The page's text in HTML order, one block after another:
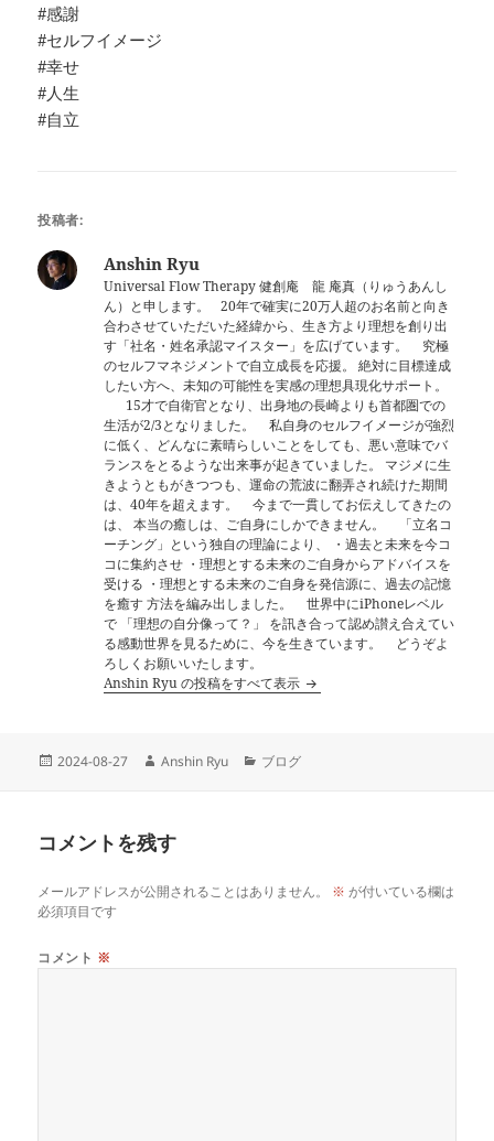
#感謝
#セルフイメージ
#幸せ
#人生
#自立
投稿者:
Anshin Ryu
Universal Flow Therapy 健創庵 龍 庵真（りゅうあんし
ん）と申します。 20年で確実に20万人超のお名前と向き
合わさせていただいた経緯から、生き方より理想を創り出
す「社名・姓名承認マイスター」を広げています。 究極
のセルフマネジメントで自立成長を応援。 絶対に目標達成
したい方へ、未知の可能性を実感の理想具現化サポート。
15才で自衛官となり、出身地の長崎よりも首都圏での
生活が2/3となりました。 私自身のセルフイメージが強烈
に低く、どんなに素晴らしいことをしても、悪い意味でバ
ランスをとるような出来事が起きていました。 マジメに生
きようともがきつつも、運命の荒波に翻弄され続けた期間
は、40年を超えます。 今まで一貫してお伝えしてきたの
は、 本当の癒しは、ご自身にしかできません。 「立名コ
ーチング」という独自の理論により、 ・過去と未来を今コ
コに集約させ ・理想とする未来のご自身からアドバイスを
受ける ・理想とする未来のご自身を発信源に、過去の記憶
を癒す 方法を編み出しました。 世界中にiPhoneレベル
で 「理想の自分像って？」 を訊き合って認め讃え合えてい
る感動世界を見るために、今を生きています。 どうぞよ
ろしくお願いいたします。
Anshin Ryu の投稿をすべて表示
投
2024-08-27
作
Anshin Ryu
カ
ブログ
コメントを残す
メールアドレスが公開されることはありません。 ※ が付いている欄は
必須項目です
コメント ※